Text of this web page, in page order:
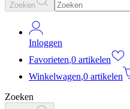
Zoeken
Inloggen
Favorieten,0 artikelen
Winkelwagen,0 artikelen
Zoeken